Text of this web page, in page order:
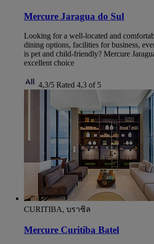
Mercure Jaragua do Sul
Looking for a well-located and
dining options, facilities for business,
is pet and child-friendly? Mercure
excellent choice
4,3/5 Rated 4,3 of 5
CURITIBA, บราซิล
Mercure Curitiba Batel